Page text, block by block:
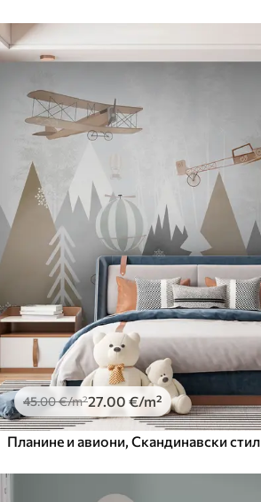
45.00€/m²27.00 €/m²
Планине и авиони, Скандинавски стил